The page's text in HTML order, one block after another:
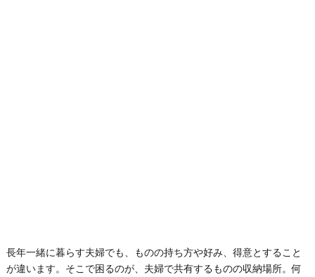
長年一緒に暮らす夫婦でも、ものの持ち方や好み、得意とすること
が違います。そこで困るのが、夫婦で共有するものの収納場所。何